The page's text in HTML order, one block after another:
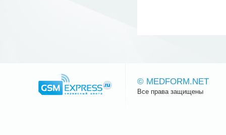
© MEDFORM.NET
Все права защищены